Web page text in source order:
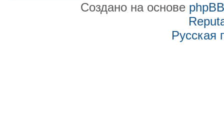
Создано на основе phpBB
Русская